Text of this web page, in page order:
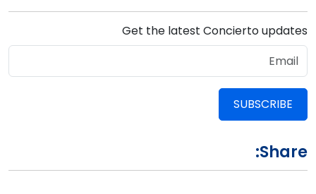
Get the latest Concierto updates
SUBSCRIBE
Share: